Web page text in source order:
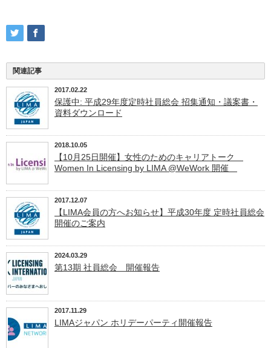
関連記事
2017.02.22
保護中: 平成29年度定時社員総会 招集通知・議案書・
資料ダウンロード
2018.10.05
【10月25日開催】女性のためのキャリアトーク
Women In Licensing by LIMA @WeWork 開催
2017.12.07
【LIMA会員の方へお知らせ】平成30年度 定時社員総会
開催のご案内
2024.03.29
第13期 社員総会 開催報告
2017.11.29
LIMAジャパン ホリデーパーティ開催報告